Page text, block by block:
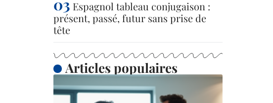
Espagnol tableau conjugaison :
présent, passé, futur sans prise de
tête
Articles populaires